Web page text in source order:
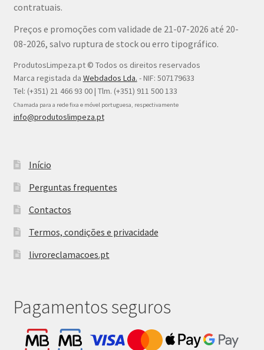
contratuais.
Preços e promoções com validade de 21-07-2026 até 20-
08-2026, salvo ruptura de stock ou erro tipográfico.
ProdutosLimpeza.pt © Todos os direitos reservados
Marca registada da Webdados Lda. - NIF: 507179633
Tel: (+351) 21 466 93 00 | Tlm. (+351) 911 500 133
Chamada para a rede fixa e móvel portuguesa, respectivamente
info@produtoslimpeza.pt
Início
Perguntas frequentes
Contactos
Termos, condições e privacidade
livroreclamacoes.pt
Pagamentos seguros